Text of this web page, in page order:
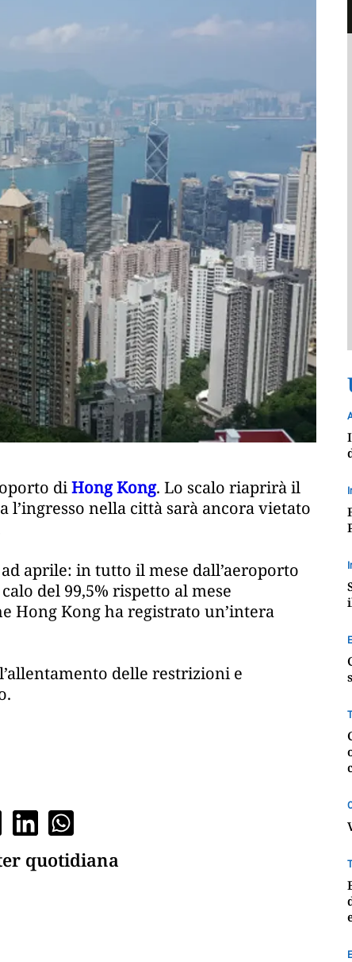
diHong Kong. Lo scalo riaprirà il
nella città sarà ancora vietato
ad aprile: in tutto il mese dall’aeroporto
del 99,5% rispetto al mese
Hong Kong ha registrato un’intera
delle restrizioni e
quotidiana